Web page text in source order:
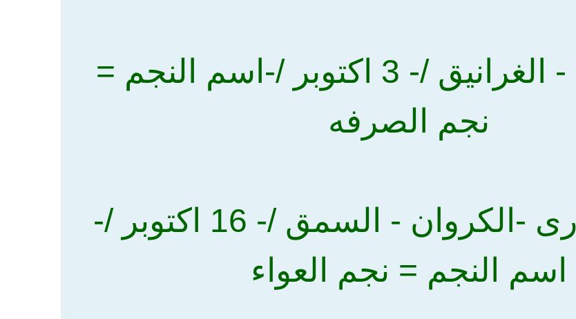
ثانيا = البط - الغرانيق /- 3 اكتوبر /-اسم النجم =
نجم الصرفه
ثالثا = الحبارى -الكروان - السمق /- 16 اكتوبر /-
اسم النجم = نجم العواء